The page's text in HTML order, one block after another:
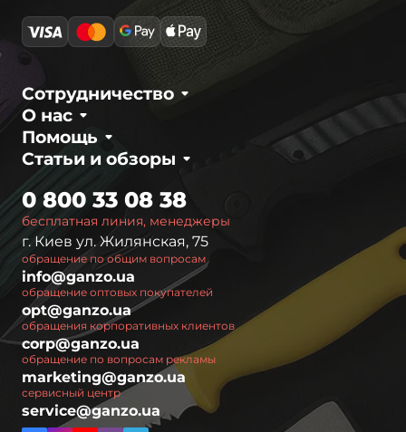
профессиональный инструмент для точной
заточки ножей различного назначения.
Популярные модели Touch Pro Ultra, Touch Pro
Steel и Touch Pro обеспечивают возможность
заточки под разными углами благодаря
регулируемой конструкции. Такие станки
идеально подходят для заточки туристических,
охотничьих и кухонных ножей, обеспечивая
равномерную и точную заточку по всей длине
лезвия.
Алмазные камни – самый эффективный
абразив для заточки стали любой твердости.
Точильные камни Ganzo изготовлены с
качественным алмазным напылением
различной зернистости, что позволяет
выполнять как грубую заточку, так и
финишную полировку лезвия. В ассортименте
представлены двойные алмазные точила для
ножей с разной зернистостью на каждой
О нас
Сотрудничество
Статьи и обзоры
Помощь
бесплатная линия, менеджеры
0 800 33 08 38
г. Киев ул. Жилянская, 75
обращение по общим вопросам
info@ganzo.ua
обращение оптовых покупателей
opt@ganzo.ua
обращения корпоративных клиентов
corp@ganzo.ua
обращение по вопросам рекламы
marketing@ganzo.ua
сервисный центр
service@ganzo.ua